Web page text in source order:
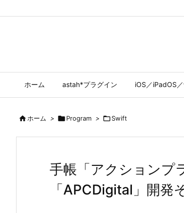
ホーム astah*プラグイン iOS／iPadOS
ホーム > Program > Swift
手帳「アクションプ
「APCDigital」開発